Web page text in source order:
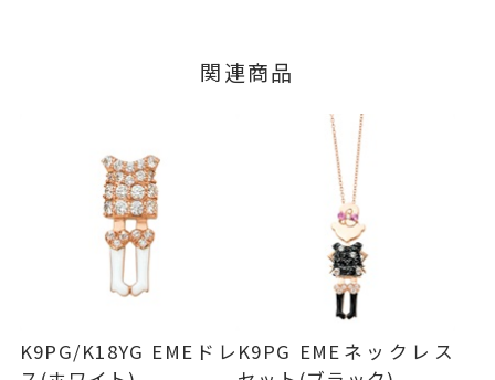
ピンクトルマリン
ダイヤモンド
0.46ct
リングサイズ
チェーン全長(取り外し不可) 45c
※フック部分 K10ピンクゴール
ド
■お届け目安が「3営業日以内に発送」の商品
例：金曜日17時までのご注文→翌週火曜日までに
発送いたします。
■お届け目安が「約1ヶ月半以内～」の商品
ご注文いただいてから在庫状況を確認いたしま
・在庫のご用意ができる場合： 約1週間～1ヶ月以
内を目安に発送いたします。
ージの購入履歴一覧よりご注文状況をご確認いた
ご注文状況が「注文済み」の場合に限り、キャ
ンセルを承ります。
メンバーシップ未登録のお客さまは、お問い合
わせフォームよりご連絡ください。
返品・交換以下の場合、商品の返品・交換・返金
は承りかねます。
・受注生産の商品
関連商品
K9PG/K18YG EMEドレ K9PG EMEネックレス